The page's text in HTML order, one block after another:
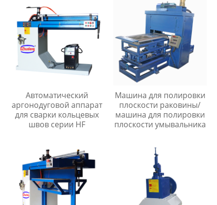
Автоматический
аргонодуговой аппарат
для сварки кольцевых
швов серии HF
Машина для полировки
плоскости раковины/
машина для полировки
плоскости умывальника